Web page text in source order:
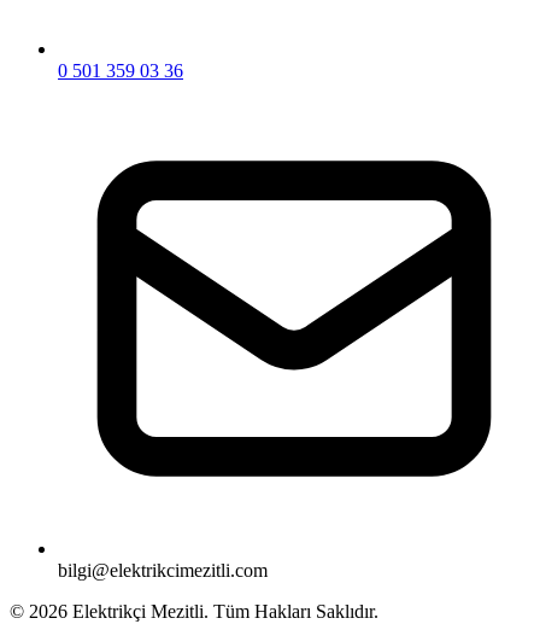
0 501 359 03 36
bilgi@elektrikcimezitli.com
© 2026 Elektrikçi Mezitli. Tüm Hakları Saklıdır.